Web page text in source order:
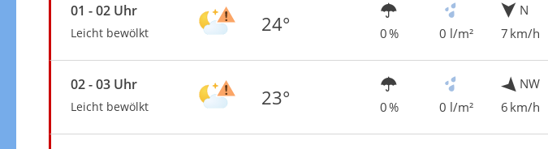
01 - 02 Uhr
Leicht bewölkt 24° 0 % 0 l/m²
N
7 km/h
02 - 03 Uhr
Leicht bewölkt 23° 0 % 0 l/m²
NW
6 km/h